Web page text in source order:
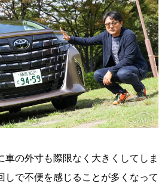
車の外寸も際限なく大きくしてしま
しで不便を感じることが多くなって